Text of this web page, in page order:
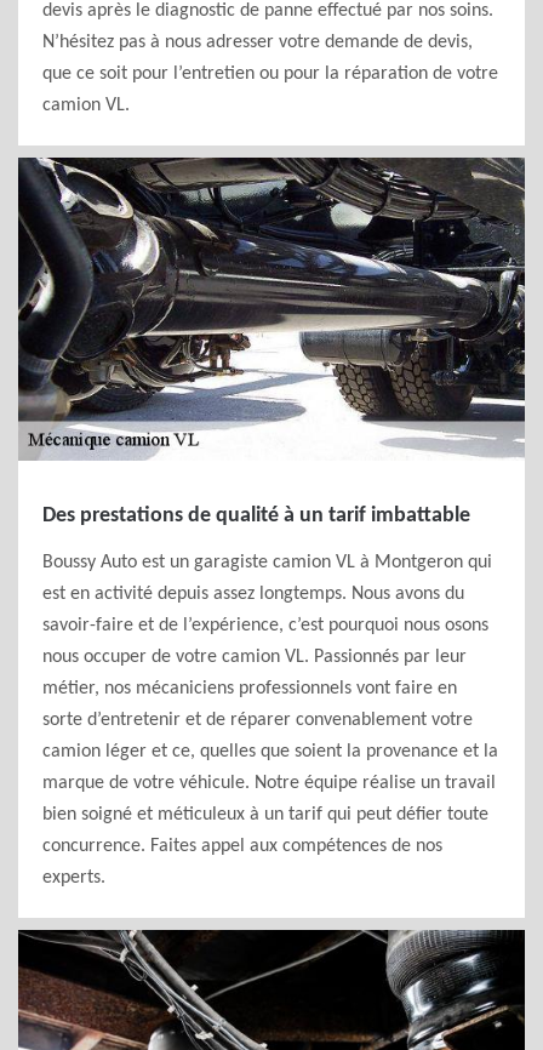
devis après le diagnostic de panne effectué par nos soins.
N’hésitez pas à nous adresser votre demande de devis,
que ce soit pour l’entretien ou pour la réparation de votre
camion VL.
Des prestations de qualité à un tarif imbattable
Boussy Auto est un garagiste camion VL à Montgeron qui
est en activité depuis assez longtemps. Nous avons du
savoir-faire et de l’expérience, c’est pourquoi nous osons
nous occuper de votre camion VL. Passionnés par leur
métier, nos mécaniciens professionnels vont faire en
sorte d’entretenir et de réparer convenablement votre
camion léger et ce, quelles que soient la provenance et la
marque de votre véhicule. Notre équipe réalise un travail
bien soigné et méticuleux à un tarif qui peut défier toute
concurrence. Faites appel aux compétences de nos
experts.